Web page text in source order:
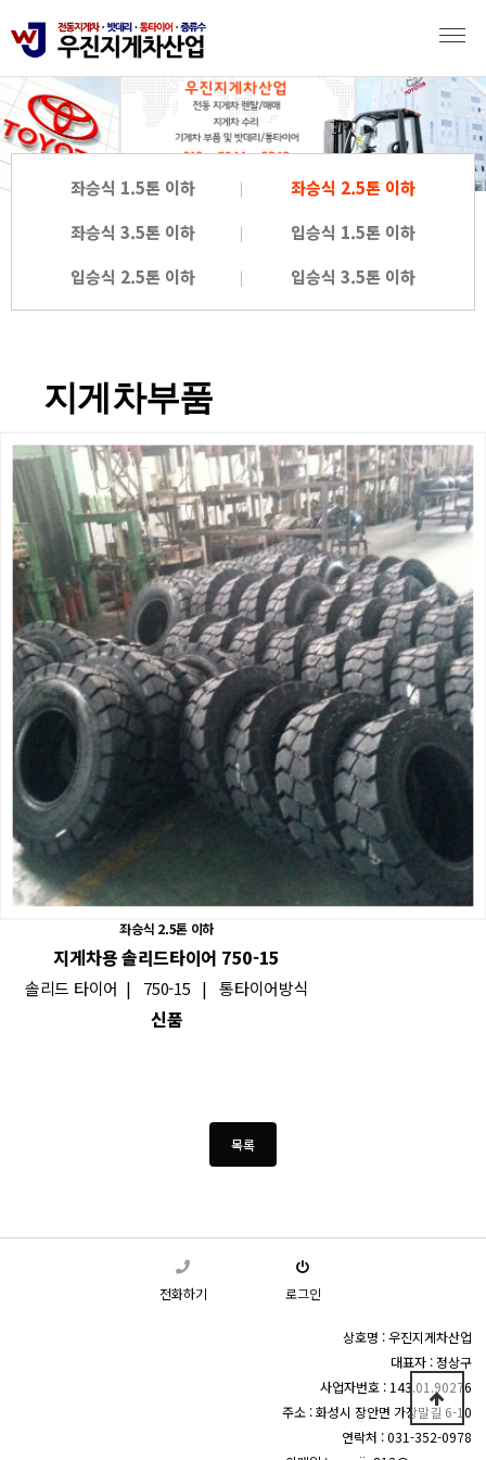
좌승식 1.5톤 이하
좌승식 2.5톤 이하
좌승식 3.5톤 이하
입승식 1.5톤 이하
입승식 2.5톤 이하
입승식 3.5톤 이하
지게차부품
좌승식 2.5톤 이하
지게차용 솔리드타이어 750-15
솔리드 타이어 | 750-15 |통타이어방식
신품
전화하기 로그인
상호명 : 우진지게차산업
대표자 : 정상구
사업자번호 : 143.01.90276
주소 : 화성시 장안면 가장말길 6-10
연락처 : 031-352-0978